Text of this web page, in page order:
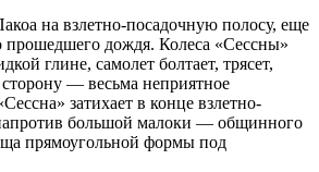
на взлетно-посадочную полосу, еще
прошедшего дождя. Колеса «Сессны»
глине, самолет болтает, трясет,
— весьма неприятное
затихает в конце взлетно-
большой малоки — общинного
прямоугольной формы под